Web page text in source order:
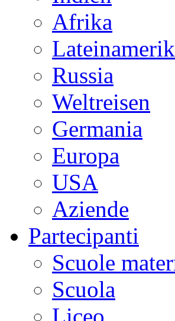
Afrika
Russia
Weltreisen
Germania
Europa
USA
Aziende
Partecipanti
Scuole
Scuola